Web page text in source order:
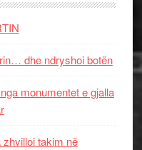
dhe ndryshoi botën
monumentet e gjalla
takim në